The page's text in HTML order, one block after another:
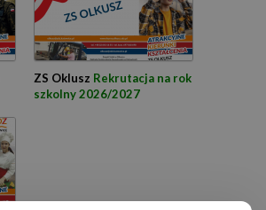
ZS Oklusz Rekrutacja na rok
szkolny 2026/2027